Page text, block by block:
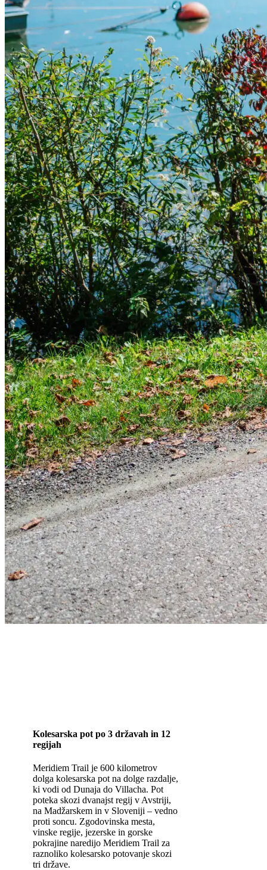
Kolesarska pot po 3 državah in 12
regijah
Meridiem Trail je 600 kilometrov
dolga kolesarska pot na dolge razdalje,
ki vodi od Dunaja do Villacha. Pot
poteka skozi dvanajst regij v Avstriji,
na Madžarskem in v Sloveniji – vedno
proti soncu. Zgodovinska mesta,
vinske regije, jezerske in gorske
pokrajine naredijo Meridiem Trail za
raznoliko kolesarsko potovanje skozi
tri države.